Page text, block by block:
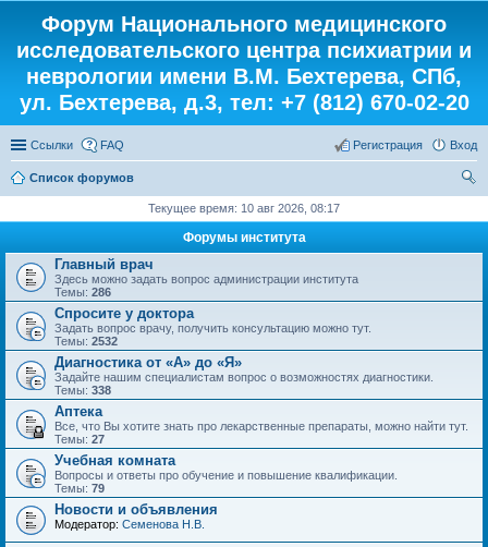
Форум Национального медицинского
исследовательского центра психиатрии и
неврологии имени В.М. Бехтерева, СПб,
ул. Бехтерева, д.3, тел: +7 (812) 670-02-20
Ссылки FAQ Вход
Регистрация
Список форумов
Текущее время: 10 авг 2026, 08:17
Форумы института
Главный врач
Здесь можно задать вопрос администрации института
Темы: 286
Спросите у доктора
Задать вопрос врачу, получить консультацию можно тут.
Темы: 2532
Диагностика от «А» до «Я»
Задайте нашим специалистам вопрос о возможностях диагностики.
Темы: 338
Аптека
Все, что Вы хотите знать про лекарственные препараты, можно найти тут.
Темы: 27
Учебная комната
Вопросы и ответы про обучение и повышение квалификации.
Темы: 79
Новости и объявления
Модератор: Семенова Н.В.